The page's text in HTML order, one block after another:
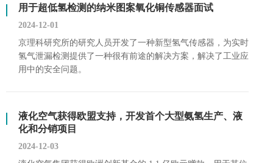
用于超低氢检测的纳米图案氧化铜传感器面试
2024-12-01
京理科研究所的研究人员开发了一种新型氢气传感器，为实时
氢气泄漏检测提供了一种很有前途的解决方案，解决了工业应
用中的安全问题。
液化空气获得欧盟支持，开发首个大型氨氢生产、液
化和分销项目
2024-12-03